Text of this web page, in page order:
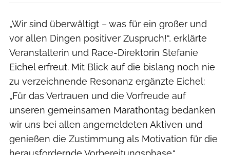
„Wir sind überwältigt – was für ein großer und
vor allen Dingen positiver Zuspruch!“, erklärte
Veranstalterin und Race-Direktorin Stefanie
Eichel erfreut. Mit Blick auf die bislang noch nie
zu verzeichnende Resonanz ergänzte Eichel:
„Für das Vertrauen und die Vorfreude auf
unseren gemeinsamen Marathontag bedanken
wir uns bei allen angemeldeten Aktiven und
genießen die Zustimmung als Motivation für die